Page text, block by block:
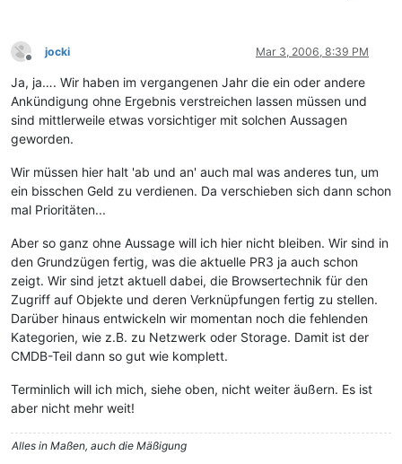
Offline
jocki Mar 3, 2006, 8:39 PM
Ja, ja…. Wir haben im vergangenen Jahr die ein oder andere
Ankündigung ohne Ergebnis verstreichen lassen müssen und
sind mittlerweile etwas vorsichtiger mit solchen Aussagen
geworden.
Wir müssen hier halt 'ab und an' auch mal was anderes tun, um
ein bisschen Geld zu verdienen. Da verschieben sich dann schon
mal Prioritäten...
Aber so ganz ohne Aussage will ich hier nicht bleiben. Wir sind in
den Grundzügen fertig, was die aktuelle PR3 ja auch schon
zeigt. Wir sind jetzt aktuell dabei, die Browsertechnik für den
Zugriff auf Objekte und deren Verknüpfungen fertig zu stellen.
Darüber hinaus entwickeln wir momentan noch die fehlenden
Kategorien, wie z.B. zu Netzwerk oder Storage. Damit ist der
CMDB-Teil dann so gut wie komplett.
Terminlich will ich mich, siehe oben, nicht weiter äußern. Es ist
aber nicht mehr weit!
Alles in Maßen, auch die Mäßigung